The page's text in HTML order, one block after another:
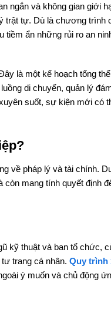
ngắn và không gian giới
trật tự. Dù là chương trình
tiềm ẩn những rủi ro an
là một kế hoạch tổng
di chuyển, quản lý
suốt, sự kiện mới có
về pháp lý và tài chính.
còn mang tính quyết định
kỹ thuật và ban tổ chức,
trang cá nhân. Quy trình
ý muốn và chủ động